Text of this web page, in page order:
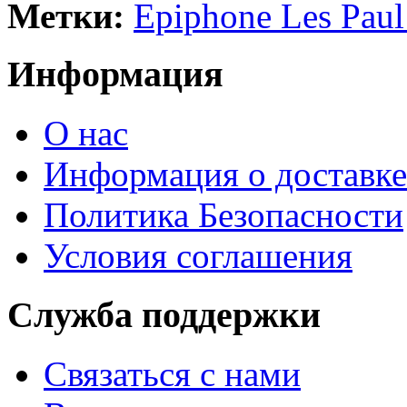
Метки: Epiphone Les
Информация
О нас
Информация о доставке
Политика Безопасности
Условия соглашения
Служба поддержки
Связаться с нами